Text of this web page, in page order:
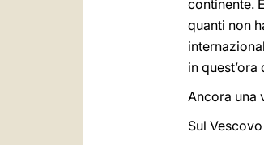
continente.
quanti non
in quest’ora
Ancora una
Sul